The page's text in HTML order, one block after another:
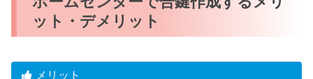
ット・デメリット
メリット